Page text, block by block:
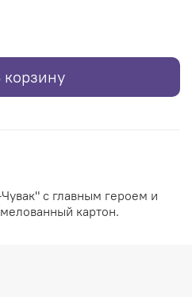
корзину
с главным героем и
картон.